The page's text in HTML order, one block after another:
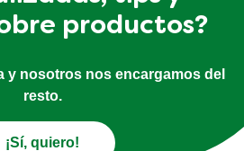
productos?
y nosotros nos encargamos del
resto.
¡Sí, quiero!